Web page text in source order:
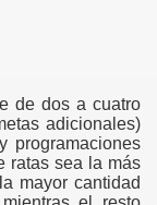
de dos a cuatro
adicionales)
programaciones
ratas sea la más
mayor cantidad